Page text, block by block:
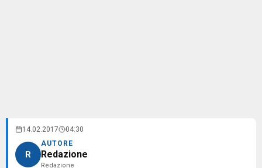
14.02.2017 04:30
R
AUTORE
Redazione
Redazione